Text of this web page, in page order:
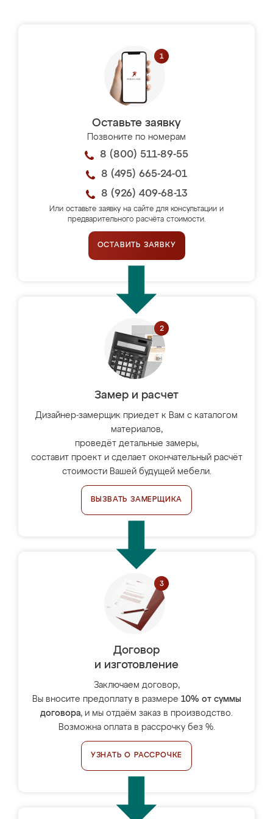
Оставьте заявку
Позвоните по номерам
8 (800) 511-89-55
8 (495) 665-24-01
8 (926) 409-68-13
Или оставьте заявку на сайте для консультации и
предварительного расчёта стоимости.
ОСТАВИТЬ ЗАЯВКУ
Замер и расчет
Дизайнер-замерщик приедет к Вам с каталогом
материалов,
проведёт детальные замеры,
составит проект и сделает окончательный расчёт
стоимости Вашей будущей мебели.
ВЫЗВАТЬ ЗАМЕРЩИКА
Договор
и изготовление
Заключаем договор,
Вы вносите предоплату в размере 10% от суммы
договора, и мы отдаём заказ в производство.
Возможна оплата в рассрочку без %.
УЗНАТЬ О РАССРОЧКЕ